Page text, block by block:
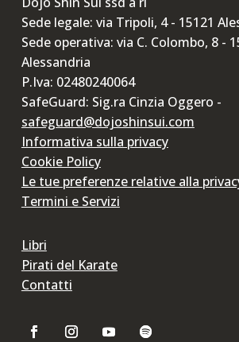
Sede legale: via Tripoli, 4 - 15121
Sede operativa: via C. Colombo, 8 -
Alessandria
P.Iva: 02480240064
SafeGuard: Sig.ra Cinzia Oggero -
safeguard@dojoshinsui.com
Informativa sulla privacy
Cookie Policy
Le tue preferenze relative alla
Termini e Servizi
Libri
Pirati del Karate
Contatti